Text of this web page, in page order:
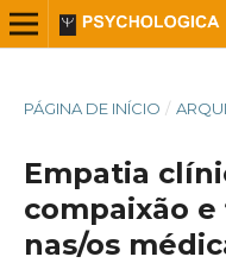
PÁGINA DE INÍCIO /
Empatia
compaixão
nas/os